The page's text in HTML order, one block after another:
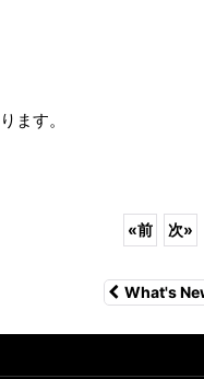
ます。
«前 次»
What's